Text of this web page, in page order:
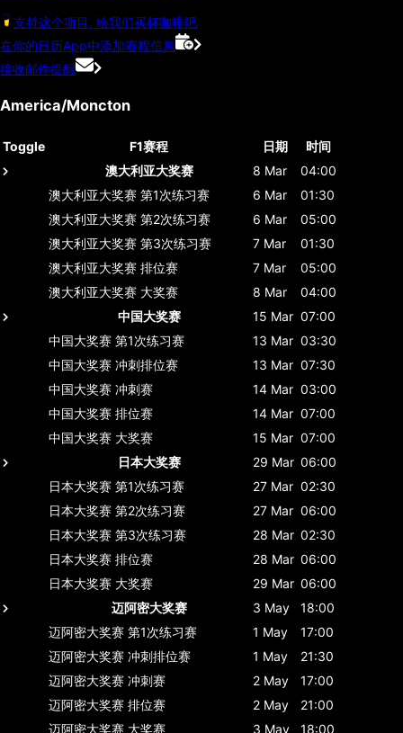
支持这个项目, 给我们买杯咖啡吧
在你的日历App中添加赛程信息
接收邮件提醒
America/Moncton
Toggle F1赛程 日期
时间
澳大利亚大奖赛
8 Mar
04:00
澳大利亚大奖赛 第1次练习赛 6 Mar
01:30
澳大利亚大奖赛 第2次练习赛 6 Mar
05:00
澳大利亚大奖赛 第3次练习赛 7 Mar
01:30
澳大利亚大奖赛 排位赛 7 Mar
05:00
澳大利亚大奖赛 大奖赛 8 Mar
04:00
中国大奖赛
15 Mar 07:00
中国大奖赛 第1次练习赛 13 Mar 03:30
中国大奖赛 冲刺排位赛 13 Mar 07:30
中国大奖赛 冲刺赛 14 Mar 03:00
中国大奖赛 排位赛 14 Mar 07:00
中国大奖赛 大奖赛 15 Mar 07:00
日本大奖赛
29 Mar 06:00
日本大奖赛 第1次练习赛 27 Mar 02:30
日本大奖赛 第2次练习赛 27 Mar 06:00
日本大奖赛 第3次练习赛 28 Mar 02:30
日本大奖赛 排位赛 28 Mar 06:00
日本大奖赛 大奖赛 29 Mar 06:00
迈阿密大奖赛
3 May
18:00
迈阿密大奖赛 第1次练习赛 1 May
17:00
迈阿密大奖赛 冲刺排位赛 1 May
21:30
迈阿密大奖赛 冲刺赛 2 May
17:00
迈阿密大奖赛 排位赛 2 May
21:00
迈阿密大奖赛 大奖赛 3 May
18:00